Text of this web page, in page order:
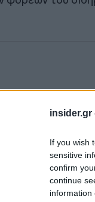
insider.gr
If you wish
sensitive
confirm
continue
information